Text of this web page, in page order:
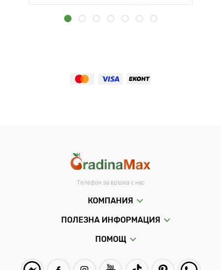
Телефон за връзка с нас
КОМПАНИЯ
ПОЛЕЗНА ИНФОРМАЦИЯ
ПОМОЩ